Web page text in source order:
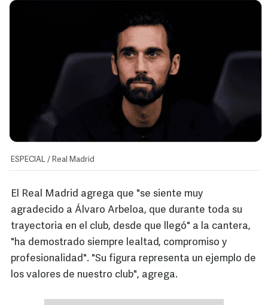
ESPECIAL / Real Madrid
El Real Madrid agrega que "se siente muy
agradecido a Álvaro Arbeloa, que durante toda su
trayectoria en el club, desde que llegó" a la cantera,
"ha demostrado siempre lealtad, compromiso y
profesionalidad". "Su figura representa un ejemplo de
los valores de nuestro club", agrega.